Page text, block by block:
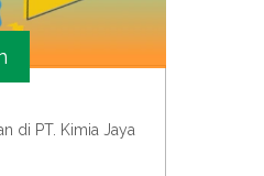
di PT. Kimia Jaya